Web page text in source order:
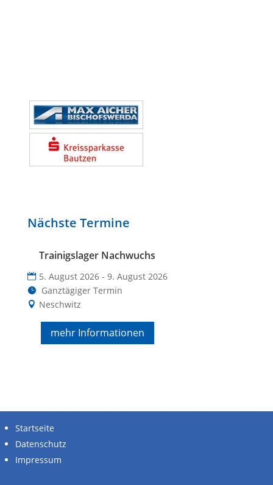
Nächste Termine
Trainigslager Nachwuchs
5. August 2026 - 9. August 2026
Ganztägiger Termin
Neschwitz
mehr Informationen
Startseite
Datenschutz
Impressum